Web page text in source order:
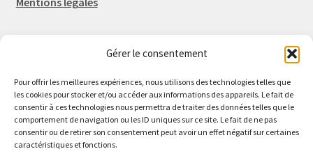
Gérer le consentement
Pour offrir les meilleures expériences, nous utilisons des technologies telles que
les cookies pour stocker et/ou accéder aux informations des appareils. Le fait de
consentir à ces technologies nous permettra de traiter des données telles que le
comportement de navigation ou les ID uniques sur ce site. Le fait de ne pas
consentir ou de retirer son consentement peut avoir un effet négatif sur certaines
caractéristiques et fonctions.
Eric FORTIER EI
16 Rue de l'Espérance
14600 Honfleur
02 61 82 01 89